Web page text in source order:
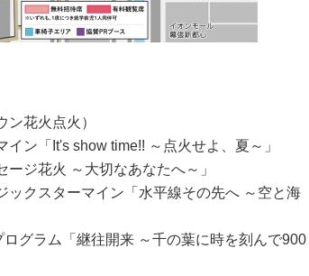
ン花火点火）
イン「It's show time!! ～点火せよ、夏～」
ージ花火 ～大切なあなたへ～」
ックスターマイン「水平線その先へ ～空と海
グラム「継往開来 ～千の葉に時を刻んで900